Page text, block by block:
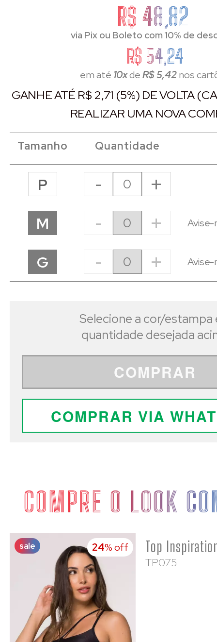
R$ 48,82
via Pix ou Boleto com 10% de
R$ 54,24
em até 10xdeR$ 5,42nos
GANHE ATÉ R$ 2,71 (5%) DE VOLTA
REALIZAR UMA NOVA
Tamanho Quantidade
P - +
M - + Avise-
G - + Avise-
Selecione a cor/estampa
quantidade desejada
COMPRAR
COMPRAR VIA
COMPRE O LOOK
sale 24% off
TP075